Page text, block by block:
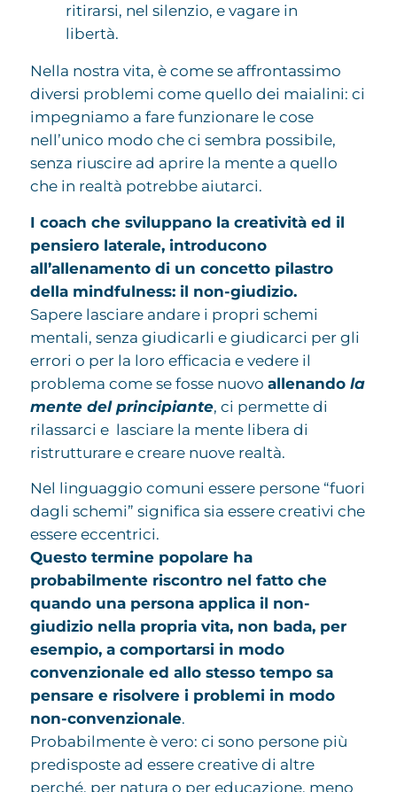
ritirarsi, nel silenzio, e vagare in
libertà.
Nella nostra vita, è come se affrontassimo
diversi problemi come quello dei maialini: ci
impegniamo a fare funzionare le cose
nell’unico modo che ci sembra possibile,
senza riuscire ad aprire la mente a quello
che in realtà potrebbe aiutarci.
I coach che sviluppano la creatività ed il
pensiero laterale, introducono
all’allenamento di un concetto pilastro
della mindfulness: il non-giudizio.
Sapere lasciare andare i propri schemi
mentali, senza giudicarli e giudicarci per gli
errori o per la loro efficacia e vedere il
problema come se fosse nuovo allenando la
mente del principiante, ci permette di
rilassarci e lasciare la mente libera di
ristrutturare e creare nuove realtà.
Nel linguaggio comuni essere persone “fuori
dagli schemi” significa sia essere creativi che
essere eccentrici.
Questo termine popolare ha
probabilmente riscontro nel fatto che
quando una persona applica il non-
giudizio nella propria vita, non bada, per
esempio, a comportarsi in modo
convenzionale ed allo stesso tempo sa
pensare e risolvere i problemi in modo
non-convenzionale.
Probabilmente è vero: ci sono persone più
predisposte ad essere creative di altre
perché, per natura o per educazione, meno